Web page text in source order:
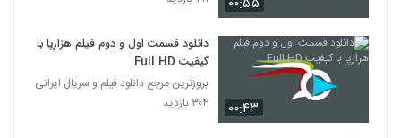
۰۰:۴۳
دانلود قسمت اول و دوم فیلم هزارپا با
کیفیت Full HD
بروزترین مرجع دانلود فیلم و سریال ایرانی
۳۰۴ بازدید